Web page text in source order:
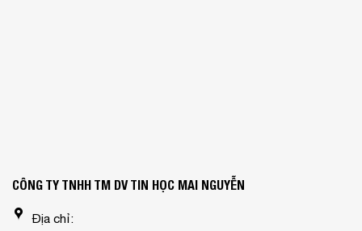
CÔNG TY TNHH TM DV TIN HỌC MAI NGUYỄN
Địa chỉ: